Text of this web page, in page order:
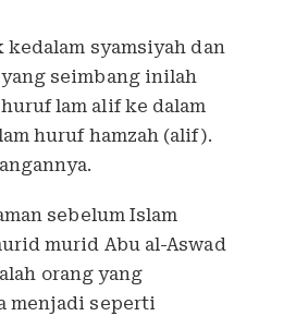
syamsiyah dan
yang seimbang inilah
lam alif ke dalam
huruf hamzah (alif).
sebelum Islam
murid Abu al-Aswad
orang yang
menjadi seperti